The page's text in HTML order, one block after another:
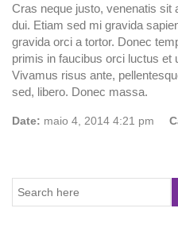
Cras neque justo, venenatis sit
dui. Etiam sed mi gravida
gravida orci a tortor. Donec
primis in faucibus orci luctus et
Vivamus risus ante,
sed, libero. Donec massa.
Date: maio 4, 2014 4:21 pm